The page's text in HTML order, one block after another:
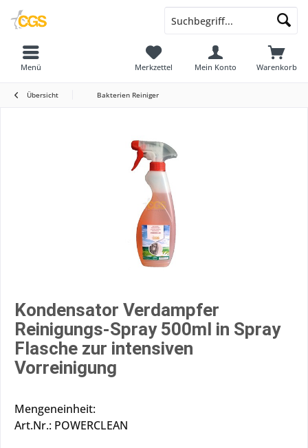
Warenkorb
Merkzettel Mein Konto
Menü
Übersicht Bakterien Reiniger
Kondensator Verdampfer
Reinigungs-Spray 500ml in Spray
Flasche zur intensiven
Vorreinigung
Mengeneinheit:
Art.Nr.: POWERCLEAN